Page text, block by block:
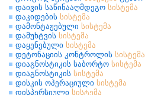
დაივის საწინააღმდეგო სისტემა
დაკიდების სისტემა
დამონტაჟებული სისტემა
დამუხტვის სისტემა
დაყენებული სისტემა
დეტონაციის კონტროლის სისტემა
დიაგნოსტიკის საბორტო სისტემა
დიაგნოსტიკის სისტემა
დისკის ოპერაციული სისტემა
დისპერსიული სისტემა